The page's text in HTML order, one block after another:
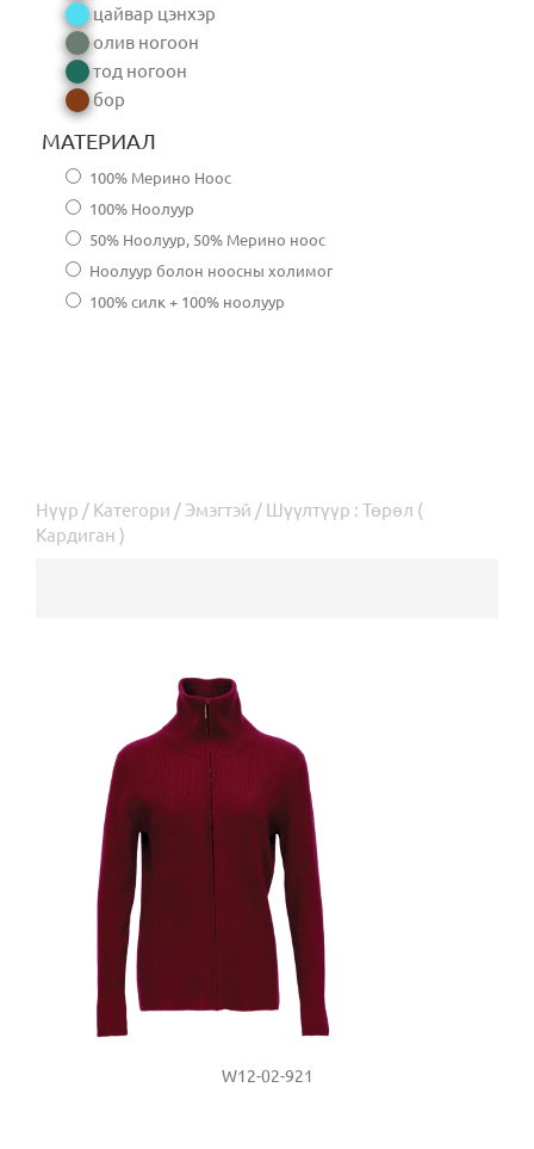
цайвар цэнхэр
олив ногоон
тод ногоон
бор
МАТЕРИАЛ
100% Мерино Ноос
100% Ноолуур
50% Ноолуур, 50% Мерино ноос
Ноолуур болон ноосны холимог
100% силк + 100% ноолуур
Нүүр / Категори / Эмэгтэй / Шүүлтүүр : Төрөл (
Кардиган )
W12-02-921